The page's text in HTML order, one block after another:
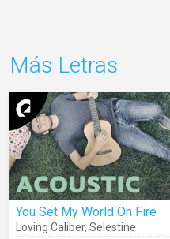
Más Letras
You Set My World On Fire
Loving Caliber, Selestine